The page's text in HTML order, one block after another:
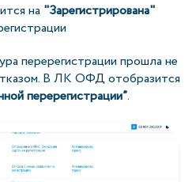
на "Зарегистрирована"
перерегистрации прошла не
В ЛК ОФД отобразится
перерегистрации”.